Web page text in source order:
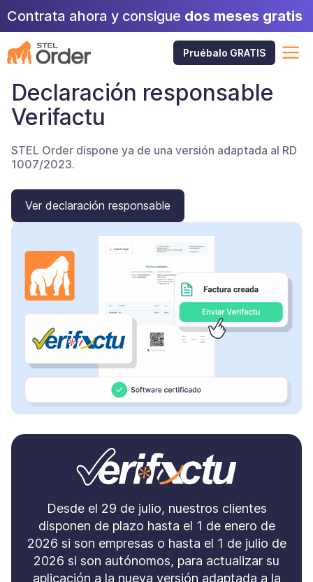
Saltar
contenido
Contrata ahora y consigue dos meses gratis
Pruébalo GRATIS
Declaración responsable
Verifactu
STEL Order dispone ya de una versión adaptada al RD
1007/2023.
Ver declaración responsable
Desde el 29 de julio, nuestros clientes
disponen de plazo hasta el 1 de enero de
2026 si son empresas o hasta el 1 de julio de
2026 si son autónomos, para actualizar su
aplicación a la nueva versión adaptada a la